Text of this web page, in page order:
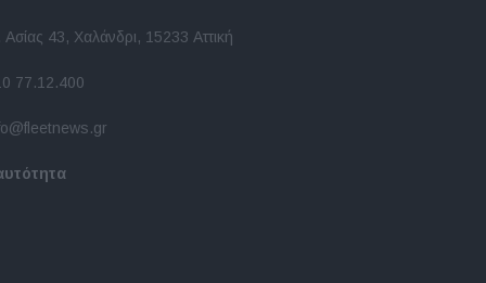
43, Χαλάνδρι, 15233 Αττική
77.12.400